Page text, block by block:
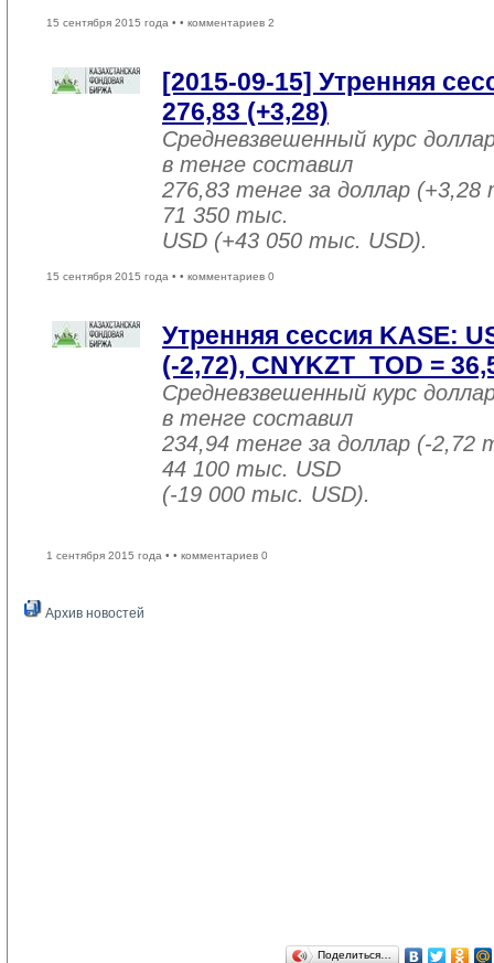
15 сентября 2015 года • • комментариев 2
[2015-09-15] Утренняя
276,83 (+3,28)
Средневзвешенный курс
в тенге составил
276,83 тенге за доллар
71 350 тыс.
USD (+43 050 тыс. USD).
15 сентября 2015 года • • комментариев 0
Утренняя сессия KASE:
(-2,72), CNYKZT_TOD =
Средневзвешенный курс
в тенге составил
234,94 тенге за доллар (-2,72
44 100 тыс. USD
(-19 000 тыс. USD).
1 сентября 2015 года • • комментариев 0
Архив новостей
Поделиться…